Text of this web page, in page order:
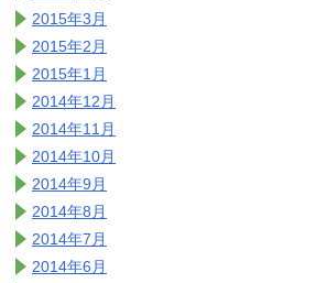
2015年3月
2015年2月
2015年1月
2014年12月
2014年11月
2014年10月
2014年9月
2014年8月
2014年7月
2014年6月